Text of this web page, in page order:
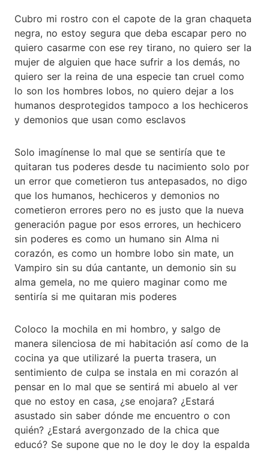
Cubro mi rostro con el capote de la gran chaqueta
negra, no estoy segura que deba escapar pero no
quiero casarme con ese rey tirano, no quiero ser la
mujer de alguien que hace sufrir a los demás, no
quiero ser la reina de una especie tan cruel como
lo son los hombres lobos, no quiero dejar a los
humanos desprotegidos tampoco a los hechiceros
y demonios que usan como esclavos
Solo imagínense lo mal que se sentiría que te
quitaran tus poderes desde tu nacimiento solo por
un error que cometieron tus antepasados, no digo
que los humanos, hechiceros y demonios no
cometieron errores pero no es justo que la nueva
generación pague por esos errores, un hechicero
sin poderes es como un humano sin Alma ni
corazón, es como un hombre lobo sin mate, un
Vampiro sin su dúa cantante, un demonio sin su
alma gemela, no me quiero maginar como me
sentiría si me quitaran mis poderes
Coloco la mochila en mi hombro, y salgo de
manera silenciosa de mi habitación así como de la
cocina ya que utilizaré la puerta trasera, un
sentimiento de culpa se instala en mi corazón al
pensar en lo mal que se sentirá mi abuelo al ver
que no estoy en casa, ¿se enojara? ¿Estará
asustado sin saber dónde me encuentro o con
quién? ¿Estará avergonzado de la chica que
educó? Se supone que no le doy le doy la espalda